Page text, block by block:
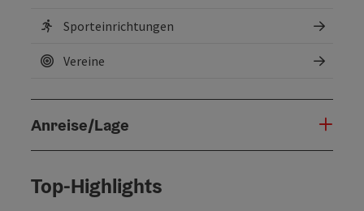
Sporteinrichtungen
Vereine
Anreise/Lage
Top-Highlights